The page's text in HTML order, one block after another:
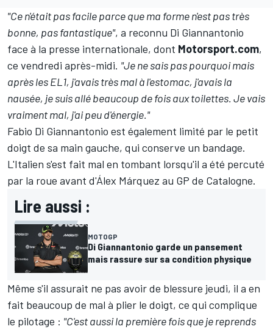
"Ce n'était pas facile parce que ma forme n'est pas très
bonne, pas fantastique", a reconnu Di Giannantonio
face à la presse internationale, dont Motorsport.com,
ce vendredi après-midi. "Je ne sais pas pourquoi mais
après les EL1, j'avais très mal à l'estomac, j'avais la
nausée, je suis allé beaucoup de fois aux toilettes. Je vais
vraiment mal, j'ai peu d'énergie."
Fabio Di Giannantonio est également limité par le petit
doigt de sa main gauche, qui conserve un bandage.
L'Italien s'est fait mal en tombant lorsqu'il a été percuté
par la roue avant d'Álex Márquez au GP de Catalogne.
Lire aussi :
MOTOGP
Di Giannantonio garde un pansement
mais rassure sur sa condition physique
Même s'il assurait ne pas avoir de blessure jeudi, il a en
fait beaucoup de mal à plier le doigt, ce qui complique
le pilotage : "C'est aussi la première fois que je reprends